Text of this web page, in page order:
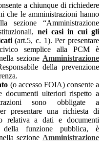
a chiunque di richiedere
che le amministrazioni hanno
sezione “Amministrazione
nei casi in cui gli
(art.5, c. 1). Per presentare
semplice alla PCM è
sezione Amministrazione
della prevenzione
(o accesso FOIA) consente a
documenti ulteriori rispetto a
sono obbligate a
presentare una richiesta di
relativa a dati e documenti
della funzione pubblica, è
sezione Amministrazione